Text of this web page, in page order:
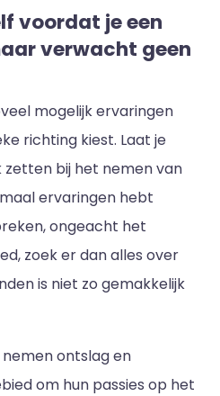
voordat je een
verwacht geen
mogelijk ervaringen
richting kiest. Laat je
bij het nemen van
ervaringen hebt
ongeacht het
zoek er dan alles over
is niet zo gemakkelijk
ontslag en
om hun passies op het